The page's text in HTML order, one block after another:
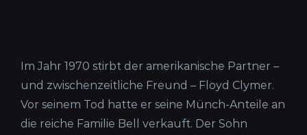
Im Jahr 1970 stirbt der amerikanische Partner –
und zwischenzeitliche Freund – Floyd Clymer.
Vor seinem Tod hatte er seine Münch-Anteile an
die reiche Familie Bell verkauft. Der Sohn